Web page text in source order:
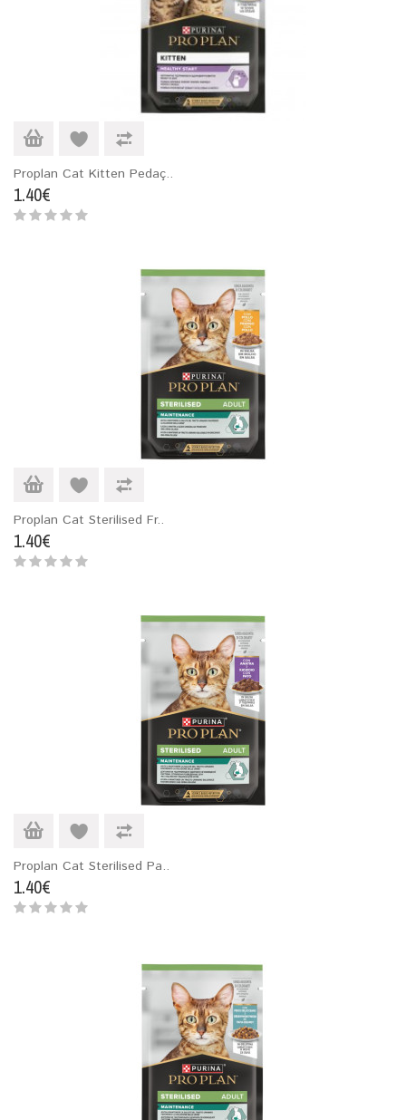
Proplan Cat Kitten Pedaç..
1.40€
Proplan Cat Sterilised Fr..
1.40€
Proplan Cat Sterilised Pa..
1.40€